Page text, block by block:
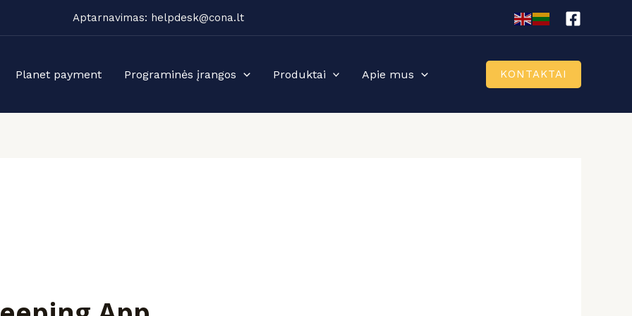
Aptarnavimas: helpdesk@cona.lt
Planet payment Programinės įrangos Produktai Apie mus KONTAKTAI